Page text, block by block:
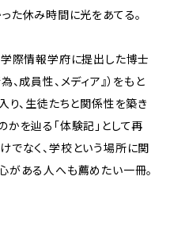
た休み時間に光をあてる。
際情報学府に提出した博士
成員性、メディア』）をもと
り、生徒たちと関係性を築き
を辿る「体験記」として再
でなく、学校という場所に関
がある人へも薦めたい一冊。